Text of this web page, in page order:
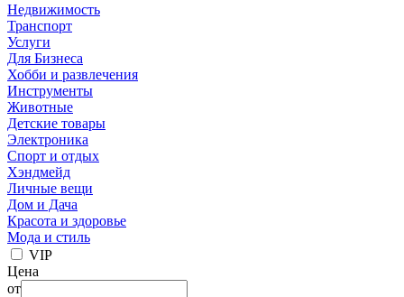
Недвижимость
Транспорт
Услуги
Для Бизнеса
Хобби и развлечения
Инструменты
Животные
Детские товары
Электроника
Спорт и отдых
Хэндмейд
Личные вещи
Дом и Дача
Красота и здоровье
Мода и стиль
VIP
Цена
от